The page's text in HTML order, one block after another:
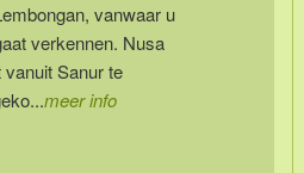
vanwaar u
verkennen. Nusa
Sanur te
meer info